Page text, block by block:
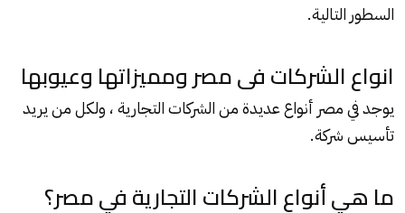
السطور التالية.
انواع الشركات فى مصر ومميزاتها وعيوبها
يوجد في مصر أنواع عديدة من الشركات التجارية ، ولكل من يريد
تأسيس شركة.
ما هي أنواع الشركات التجارية في مصر؟